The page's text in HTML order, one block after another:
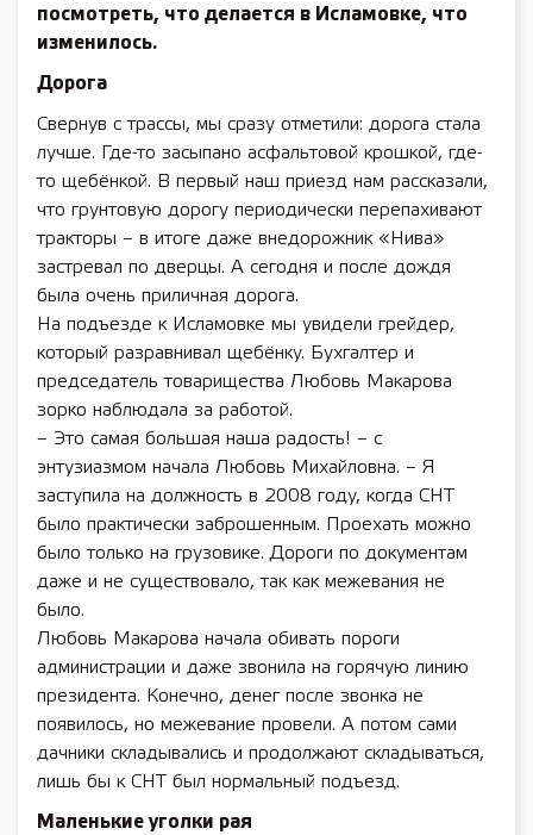
посмотреть, что делается в Исламовке, что
изменилось.
Дорога
Свернув с трассы, мы сразу отметили: дорога стала
лучше. Где-то засыпано асфальтовой крошкой, где-
то щебёнкой. В первый наш приезд нам рассказали,
что грунтовую дорогу периодически перепахивают
тракторы – в итоге даже внедорожник «Нива»
застревал по дверцы. А сегодня и после дождя
была очень приличная дорога.
На подъезде к Исламовке мы увидели грейдер,
который разравнивал щебёнку. Бухгалтер и
председатель товарищества Любовь Макарова
зорко наблюдала за работой.
– Это самая большая наша радость! – с
энтузиазмом начала Любовь Михайловна. – Я
заступила на должность в 2008 году, когда СНТ
было практически заброшенным. Проехать можно
было только на грузовике. Дороги по документам
даже и не существовало, так как межевания не
было.
Любовь Макарова начала обивать пороги
администрации и даже звонила на горячую линию
президента. Конечно, денег после звонка не
появилось, но межевание провели. А потом сами
дачники складывались и продолжают складываться,
лишь бы к СНТ был нормальный подъезд.
Маленькие уголки рая